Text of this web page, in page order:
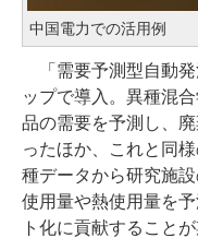
中国電力での活用例
「需要予測型自動発
ップで導入。異種混
品の需要を予測し、
ったほか、これと同
種データから研究施
使用量や熱使用量を
ト化に貢献すること